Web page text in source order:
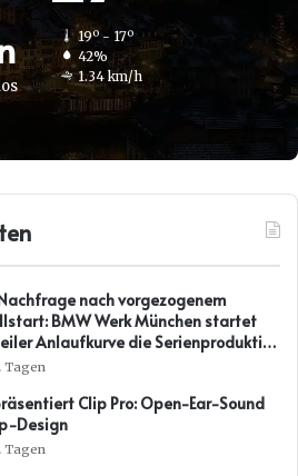
19º - 17º
42%
1.34 km/h
nach vorgezogenem
BMW Werk München startet
Anlaufkurve die Serienproduktion
i3*
Tagen
Clip Pro: Open-Ear-Sound
Design
Tagen